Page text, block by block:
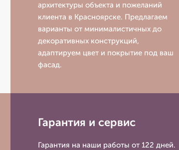
архитектуры объекта и пожеланий
клиента в Красноярске. Предлагаем
варианты от минималистичных до
декоративных конструкций,
адаптируем цвет и покрытие под ваш
фасад.
Гарантия и сервис
Гарантия на наши работы от 122 дней.